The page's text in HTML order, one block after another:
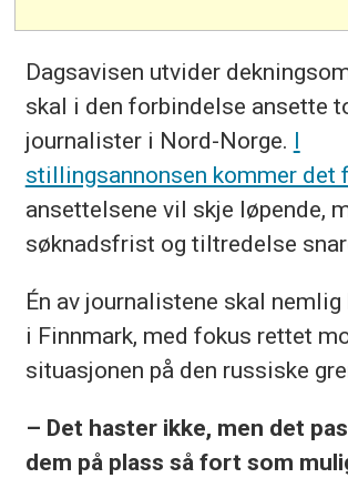
Dagsavisen utvider
skal i den forbindelse ansette
journalister i Nord-Norge. I
stillingsannonsen kommer det
ansettelsene vil skje løpende,
søknadsfrist og tiltredelse
Én av journalistene skal nemlig
i Finnmark, med fokus rettet
situasjonen på den russiske
– Det haster ikke, men det
dem på plass så fort som